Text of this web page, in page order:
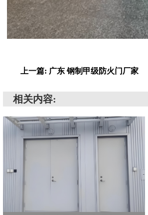
上一篇: 广东 钢制甲级防火门厂家
相关内容: